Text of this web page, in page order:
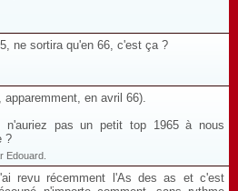
ne sortira qu'en 66, c'est ça ?
en avril 66).
n'auriez pas un petit top 1965 à nous
?
Edouard.
revu récemment l'As des as et c'est